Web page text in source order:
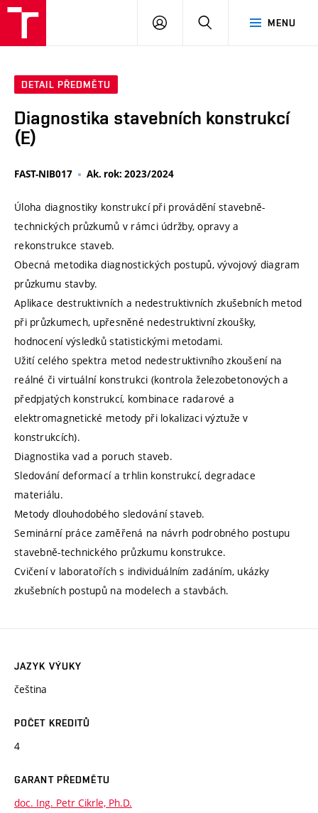
MENU
PŘIHLÁSIT
DETAIL PŘEDMĚTU
Diagnostika stavebních konstrukcí
(E)
FAST-NIB017 Ak. rok: 2023/2024
Úloha diagnostiky konstrukcí při provádění stavebně-
technických průzkumů v rámci údržby, opravy a
rekonstrukce staveb.
Obecná metodika diagnostických postupů, vývojový diagram
průzkumu stavby.
Aplikace destruktivních a nedestruktivních zkušebních metod
při průzkumech, upřesněné nedestruktivní zkoušky,
hodnocení výsledků statistickými metodami.
Užití celého spektra metod nedestruktivního zkoušení na
reálné či virtuální konstrukci (kontrola železobetonových a
předpjatých konstrukcí, kombinace radarové a
elektromagnetické metody při lokalizaci výztuže v
konstrukcích).
Diagnostika vad a poruch staveb.
Sledování deformací a trhlin konstrukcí, degradace
materiálu.
Metody dlouhodobého sledování staveb.
Seminární práce zaměřená na návrh podrobného postupu
stavebně-technického průzkumu konstrukce.
Cvičení v laboratořích s individuálním zadáním, ukázky
zkušebních postupů na modelech a stavbách.
JAZYK VÝUKY
čeština
POČET KREDITŮ
4
GARANT PŘEDMĚTU
doc. Ing. Petr Cikrle, Ph.D.